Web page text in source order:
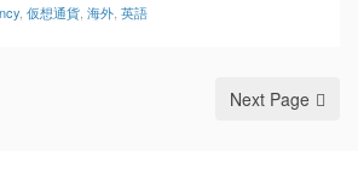
仮想通貨 海外 英語
Next Page